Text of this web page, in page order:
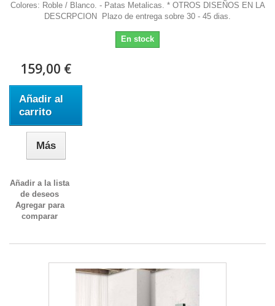
Colores: Roble / Blanco. - Patas Metalicas. * OTROS DISEÑOS EN LA
DESCRPCION Plazo de entrega sobre 30 - 45 dias.
En stock
159,00 €
Añadir al
carrito
Más
Añadir a la lista
de deseos
Agregar para
comparar